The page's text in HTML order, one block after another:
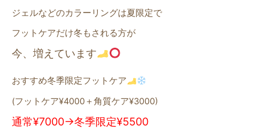
ジェルなどのカラーリングは夏限定で
フットケアだけ冬もされる方が
今、増えています
おすすめ冬季限定フットケア
(フットケア¥4000＋角質ケア¥3000)
通常¥7000→冬季限定¥5500